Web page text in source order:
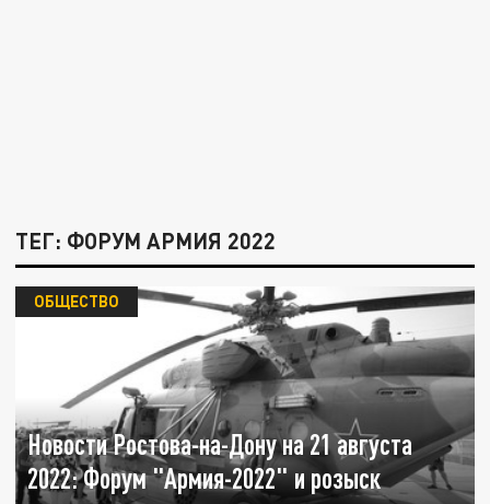
ТЕГ: ФОРУМ АРМИЯ 2022
Новости Ростова-на-Дону на 21 августа
2022: Форум "Армия-2022" и розыск
ОБЩЕСТВО